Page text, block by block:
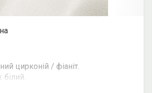
цирконій / фіаніт.
білий.